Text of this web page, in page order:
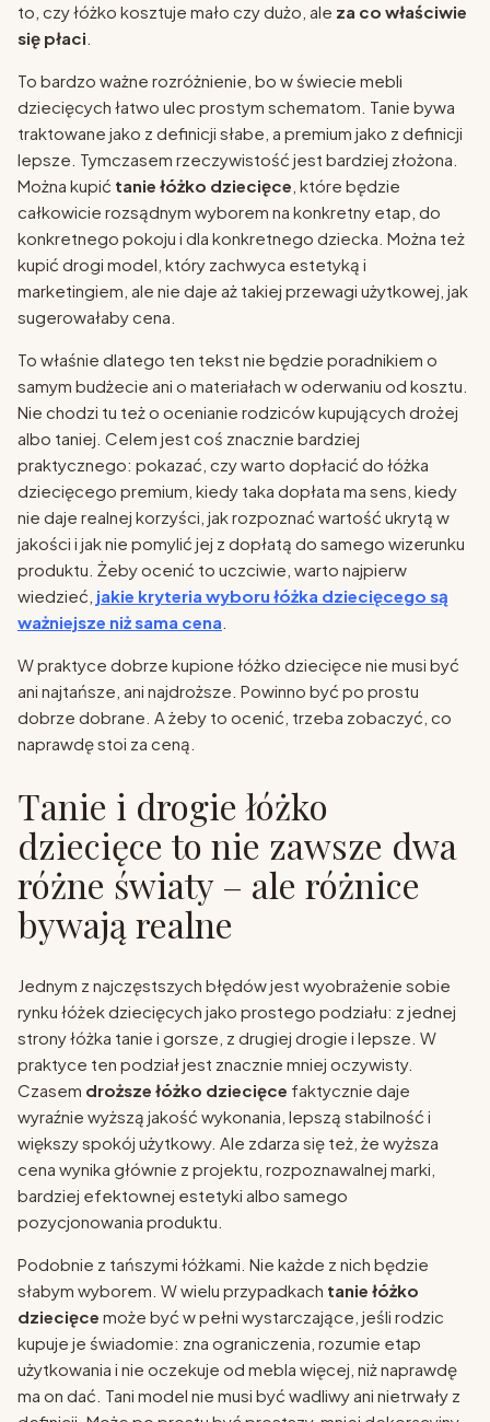
to, czy łóżko kosztuje mało czy dużo, ale za co właściwie
się płaci
To bardzo ważne rozróżnienie, bo w świecie mebli
dziecięcych łatwo ulec prostym schematom. Tanie bywa
traktowane jako z definicji słabe, a premium jako z definicji
lepsze. Tymczasem rzeczywistość jest bardziej złożona.
Można kupić tanie łóżko dziecięce , które będzie
całkowicie rozsądnym wyborem na konkretny etap, do
konkretnego pokoju i dla konkretnego dziecka. Można też
kupić drogi model, który zachwyca estetyką i
marketingiem, ale nie daje aż takiej przewagi użytkowej, jak
sugerowałaby cena.
To właśnie dlatego ten tekst nie będzie poradnikiem o
samym budżecie ani o materiałach w oderwaniu od kosztu.
Nie chodzi tu też o ocenianie rodziców kupujących drożej
albo taniej. Celem jest coś znacznie bardziej
praktycznego: pokazać, czy warto dopłacić do łóżka
dziecięcego premium, kiedy taka dopłata ma sens, kiedy
nie daje realnej korzyści, jak rozpoznać wartość ukrytą w
jakości i jak nie pomylić jej z dopłatą do samego wizerunku
produktu. Żeby ocenić to uczciwie, warto najpierw
wiedzieć, jakie kryteria wyboru łóżka dziecięcego są
ważniejsze niż sama cena
W praktyce dobrze kupione łóżko dziecięce nie musi być
ani najtańsze, ani najdroższe. Powinno być po prostu
dobrze dobrane. A żeby to ocenić, trzeba zobaczyć, co
naprawdę stoi za ceną.
Tanie i drogie łóżko
dziecięce to nie zawsze dwa
różne światy – ale różnice
bywają realne
Jednym z najczęstszych błędów jest wyobrażenie sobie
rynku łóżek dziecięcych jako prostego podziału: z jednej
strony łóżka tanie i gorsze, z drugiej drogie i lepsze. W
praktyce ten podział jest znacznie mniej oczywisty.
Czasem droższe łóżko dziecięce faktycznie daje
wyraźnie wyższą jakość wykonania, lepszą stabilność i
większy spokój użytkowy. Ale zdarza się też, że wyższa
cena wynika głównie z projektu, rozpoznawalnej marki,
bardziej efektownej estetyki albo samego
pozycjonowania produktu.
Podobnie z tańszymi łóżkami. Nie każde z nich będzie
słabym wyborem. W wielu przypadkach tanie łóżko
dziecięce może być w pełni wystarczające, jeśli rodzic
kupuje je świadomie: zna ograniczenia, rozumie etap
użytkowania i nie oczekuje od mebla więcej, niż naprawdę
ma on dać. Tani model nie musi być wadliwy ani nietrwały z